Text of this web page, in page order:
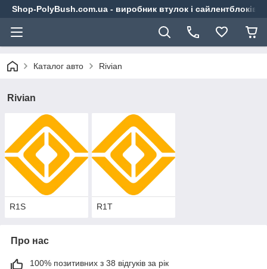
Shop-PolyBush.com.ua - виробник втулок і сайлентблоків
Каталог авто Rivian
Rivian
R1S R1T
Про нас
100% позитивних з 38 відгуків за рік